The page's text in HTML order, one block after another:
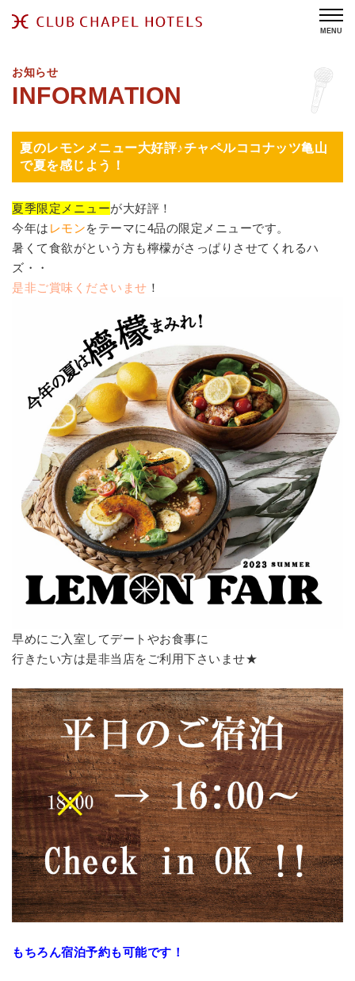
MENU
お知らせ
夏のレモンメニュー大好評♪チャペルココナッツ亀山
で夏を感じよう！
夏季限定メニューが大好評！
今年は レモンをテーマに4品の限定メニューです。
暑くて食欲がという方も檸檬がさっぱりさせてくれるハ
ズ・・
是非ご賞味くださいませ ！
早めにご入室してデートやお食事に
行きたい方は是非当店をご利用下さいませ★
もちろん宿泊予約も可能です！